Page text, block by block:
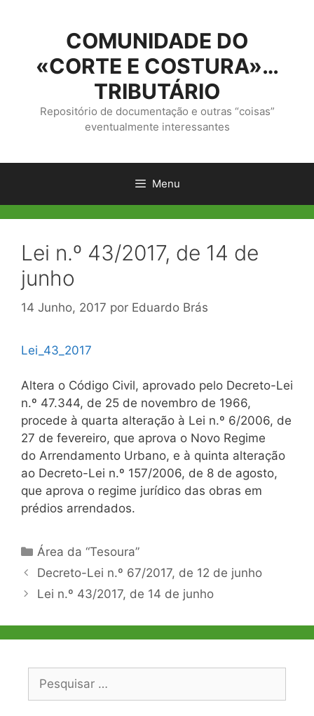
conteúdo
COMUNIDADE DO
«CORTE E COSTURA»…
TRIBUTÁRIO
Repositório de documentação e outras “coisas”
eventualmente interessantes
Menu
Lei n.º 43/2017, de 14 de
junho
14 Junho, 2017 por Eduardo Brás
Lei_43_2017
Altera o Código Civil, aprovado pelo Decreto-Lei
n.º 47.344, de 25 de novembro de 1966,
procede à quarta alteração à Lei n.º 6/2006, de
27 de fevereiro, que aprova o Novo Regime
do Arrendamento Urbano, e à quinta alteração
ao Decreto-Lei n.º 157/2006, de 8 de agosto,
que aprova o regime jurídico das obras em
prédios arrendados.
Categorias
Área da “Tesoura”
Navegação
de
Decreto-Lei n.º 67/2017, de 12 de junho
Lei n.º 43/2017, de 14 de junho
Pesquisar